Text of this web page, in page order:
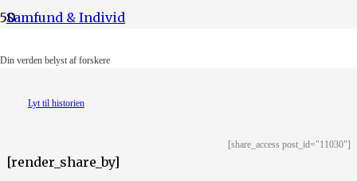
Din verden belyst af forskere
Samfund & Individ
Illustration: Lotus Pedersen
Lyt til historien
[share_access post_id="11030"]
[render_share_by]